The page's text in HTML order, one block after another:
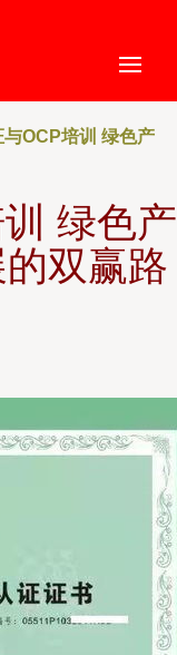
OCP培训 绿色产
绿色产
双赢路